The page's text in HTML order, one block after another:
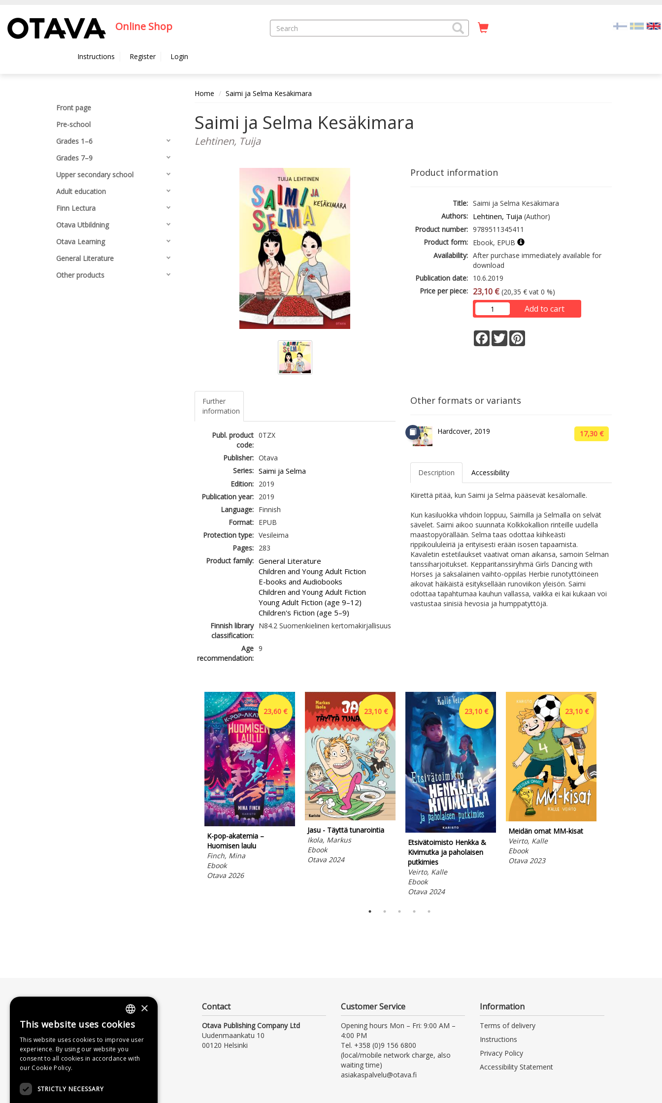
Online Shop
Instructions Register Login
Front page
Pre-school
Grades 1–6
Grades 7–9
Upper secondary school
Adult education
Finn Lectura
Otava Utbildning
Otava Learning
General Literature
Other products
Home Saimi ja Selma Kesäkimara
Saimi ja Selma Kesäkimara
Lehtinen, Tuija
Product information
Title: Saimi ja Selma Kesäkimara
Authors: Lehtinen, Tuija (Author)
Product number: 9789511345411
Product form: Ebook, EPUB
Availability: After purchase immediately available for
download
Publication date: 10.6.2019
Price per piece: 23,10 € (20,35 € vat 0 %)
Add to cart
Facebook
Twitter
Further
information
Publ. product
code:
0TZX
Publisher: Otava
Series: Saimi ja Selma
Edition:
2019
Publication year:
2019
Language:
Finnish
Format:
EPUB
Protection type: Vesileima
Pages:
283
Product family: General Literature
Children and Young Adult Fiction
E-books and Audiobooks
Children and Young Adult Fiction
Young Adult Fiction (age 9–12)
Children's Fiction (age 5–9)
Finnish library
classification:
N84.2 Suomenkielinen kertomakirjallisuus
Age
recommendation:
9
Other formats or variants
Hardcover, 2019 17,30 €
Description Accessibility
Kiirettä pitää, kun Saimi ja Selma pääsevät kesälomalle.
Kun kasiluokka vihdoin loppuu, Saimilla ja Selmalla on selvät
sävelet. Saimi aikoo suunnata Kolkkokallion rinteille uudella
maastopyörällään. Selma taas odottaa kiihkeästi
rippikoululeiriä ja erityisesti erään isosen tapaamista.
Kavaletin estetilaukset vaativat oman aikansa, samoin Selman
tanssiharjoitukset. Kepparitanssiryhmä Girls Dancing with
Horses ja saksalainen vaihto-oppilas Herbie runotyttöineen
aikovat häikäistä esityksellään runoviikon yleisön. Saimi
odottaa tapahtumaa kauhun vallassa, vaikka ei kai kukaan voi
vastustaa sinisiä hevosia ja humppatyttöjä.
23,60 €
K-pop-akatemia –
Huomisen laulu
Finch, Mina
Ebook
Otava 2026
23,10 €
Jasu - Täyttä tunarointia
Ikola, Markus
Ebook
Otava 2024
23,10 €
Etsivätoimisto Henkka &
Kivimutka ja paholaisen
putkimies
Veirto, Kalle
Ebook
Otava 2024
23,10 €
Meidän omat MM-kisat
Veirto, Kalle
Ebook
Otava 2023
Contact
Otava Publishing Company Ltd
Uudenmaankatu 10
00120 Helsinki
Customer Service
Opening hours Mon – Fri: 9:00 AM –
4:00 PM
Tel. +358 (0)9 156 6800
(local/mobile network charge, also
waiting time)
asiakaspalvelu@otava.fi
Information
Terms of delivery
Instructions
Privacy Policy
Accessibility Statement
FINNISH
SWEDISH
ENGLISH
×
This website uses cookies
This website uses cookies to improve user
experience. By using our website you
consent to all cookies in accordance with
our Cookie Policy.
STRICTLY NECESSARY